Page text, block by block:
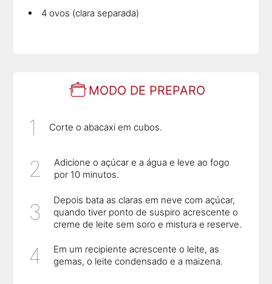
4 ovos (clara separada)
MODO DE PREPARO
Corte o abacaxi em cubos.
Adicione o açúcar e a água e leve ao fogo
por 10 minutos.
Depois bata as claras em neve com açúcar,
quando tiver ponto de suspiro acrescente o
creme de leite sem soro e mistura e reserve.
Em um recipiente acrescente o leite, as
gemas, o leite condensado e a maizena.